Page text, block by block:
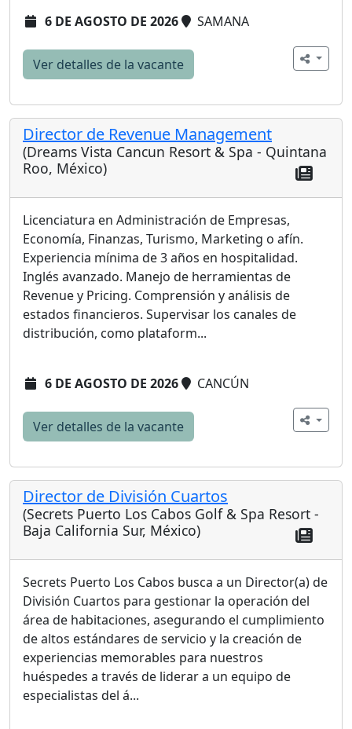
6 DE AGOSTO DE 2026 SAMANA
Ver detalles de la vacante
Director de Revenue Management
(Dreams Vista Cancun Resort & Spa - Quintana
Roo, México)
Licenciatura en Administración de Empresas,
Economía, Finanzas, Turismo, Marketing o afín.
Experiencia mínima de 3 años en hospitalidad.
Inglés avanzado. Manejo de herramientas de
Revenue y Pricing. Comprensión y análisis de
estados financieros. Supervisar los canales de
distribución, como plataform...
6 DE AGOSTO DE 2026 CANCÚN
Ver detalles de la vacante
Director de División Cuartos
(Secrets Puerto Los Cabos Golf & Spa Resort -
Baja California Sur, México)
Secrets Puerto Los Cabos busca a un Director(a) de
División Cuartos para gestionar la operación del
área de habitaciones, asegurando el cumplimiento
de altos estándares de servicio y la creación de
experiencias memorables para nuestros
huéspedes a través de liderar a un equipo de
especialistas del á...